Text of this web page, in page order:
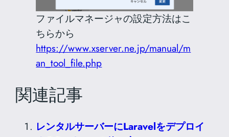
ファイルマネージャの設定方法はこ
ちらから
https://www.xserver.ne.jp/manual/m
an_tool_file.php
関連記事
レンタルサーバーにLaravelをデプロイ